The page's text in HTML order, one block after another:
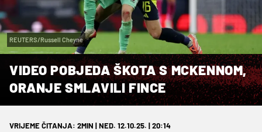
REUTERS/Russell Cheyne
VIDEO POBJEDA ŠKOTA S MCKENNOM,
ORANJE SMLAVILI FINCE
VRIJEME ČITANJA: 2MIN | NED. 12.10.25. | 20:14